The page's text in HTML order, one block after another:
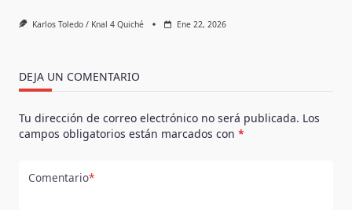
Karlos Toledo / Knal 4 Quiché Ene 22, 2026
DEJA UN COMENTARIO
Tu dirección de correo electrónico no será publicada. Los
campos obligatorios están marcados con *
Comentario*